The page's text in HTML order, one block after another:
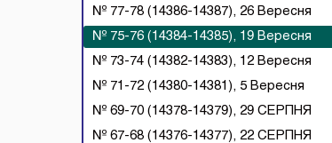
№ 77-78 (14386-14387), 26 Вересня
№ 75-76 (14384-14385), 19 Вересня
№ 73-74 (14382-14383), 12 Вересня
№ 71-72 (14380-14381), 5 Вересня
№ 69-70 (14378-14379), 29 СЕРПНЯ
№ 67-68 (14376-14377), 22 СЕРПНЯ